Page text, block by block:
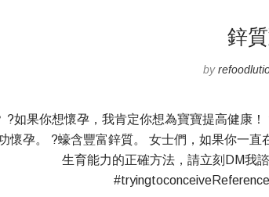
鋅
by
?如果你想懷孕，我肯定你想為寶寶提高健康
懷孕。 ?蠔含豐富鋅質。 女士們，如果你一
生育能力的正確方法，請立刻DM我